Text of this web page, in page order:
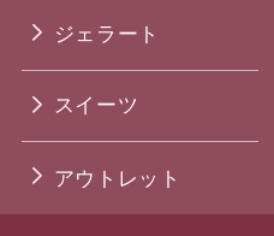
ジェラート
スイーツ
アウトレット